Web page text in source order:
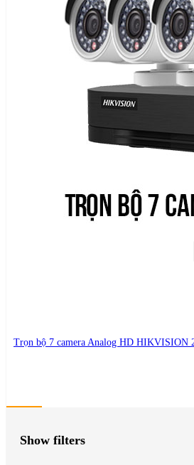
Trọn bộ 7 camera Analog HD HIKVISION
Show filters